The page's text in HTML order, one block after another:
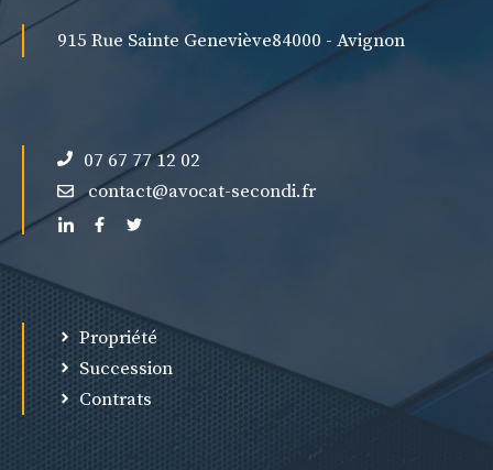
915 Rue Sainte Geneviève84000 - Avignon
07 67 77 12 02
contact@avocat-secondi.fr
Propriété
Succession
Contrats